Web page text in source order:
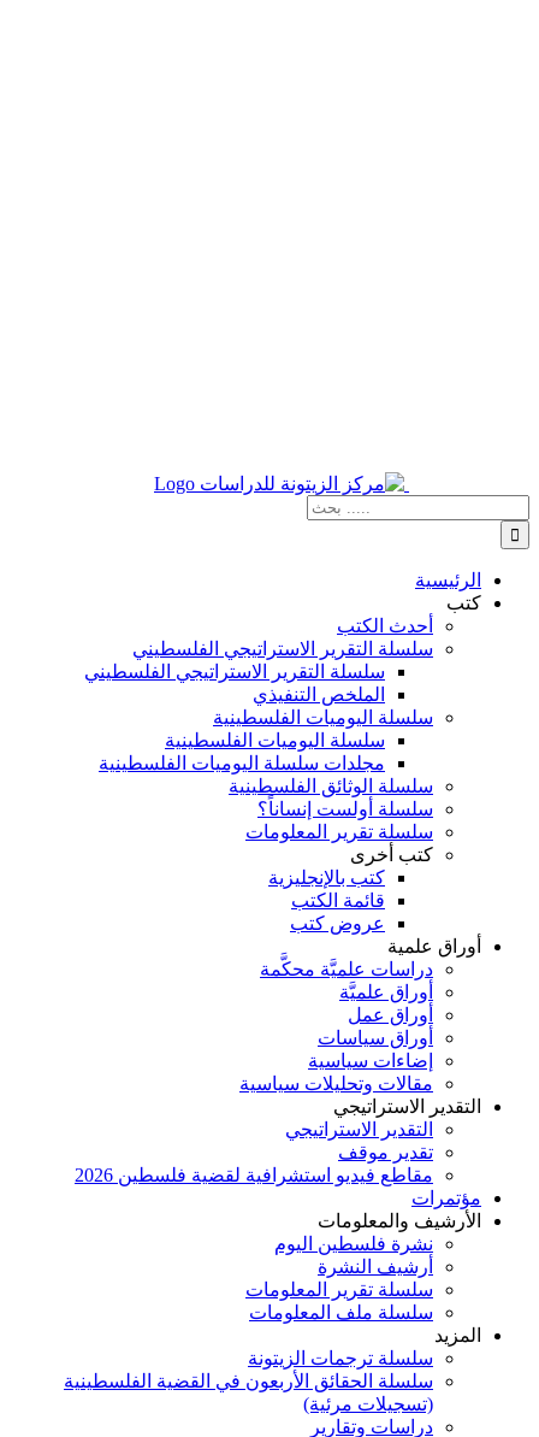
البحث
بالنسبة
الرئيسية
كتب
أحدث الكتب
سلسلة التقرير الاستراتيجي الفلسطيني
سلسلة التقرير الاستراتيجي الفلسطيني
الملخص التنفيذي
سلسلة اليوميات الفلسطينية
سلسلة اليوميات الفلسطينية
مجلدات سلسلة اليوميات الفلسطينية
سلسلة الوثائق الفلسطينية
سلسلة أولست إنساناً؟
سلسلة تقرير المعلومات
كتب أخرى
كتب بالإنجليزية
قائمة الكتب
عروض كتب
أوراق علمية
دراسات علميَّة محكَّمة
أوراق علميَّة
أوراق عمل
أوراق سياسات
إضاءات سياسية
مقالات وتحليلات سياسية
التقدير الاستراتيجي
التقدير الاستراتيجي
تقدير موقف
مقاطع فيديو استشرافية لقضية فلسطين 2026
مؤتمرات
الأرشيف والمعلومات
نشرة فلسطين اليوم
أرشيف النشرة
سلسلة تقرير المعلومات
سلسلة ملف المعلومات
المزيد
سلسلة ترجمات الزيتونة
سلسلة الحقائق الأربعون في القضية الفلسطينية
(تسجيلات مرئية)
دراسات وتقارير